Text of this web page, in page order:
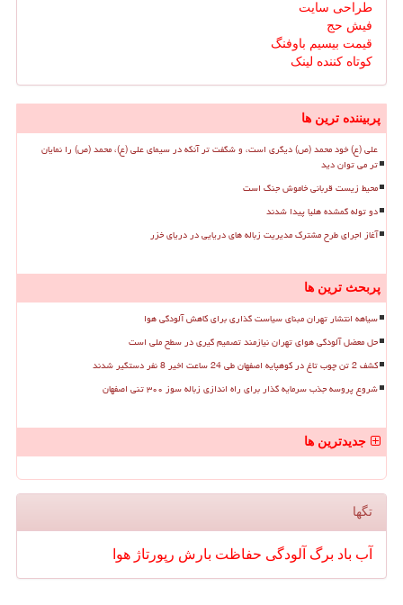
طراحی سایت
فیش حج
قیمت بیسیم باوفنگ
کوتاه کننده لینک
پربیننده ترین ها
علی (ع) خود محمد (ص) دیگری است، و شگفت تر آنکه در سیمای علی (ع)، محمد (ص) را نمایان
تر می توان دید
محیط زیست قربانی خاموش جنگ است
دو توله گمشده هلیا پیدا شدند
آغاز اجرای طرح مشترک مدیریت زباله های دریایی در دریای خزر
پربحث ترین ها
سیاهه انتشار تهران مبنای سیاست گذاری برای کاهش آلودگی هوا
حل معضل آلودگی هوای تهران نیازمند تصمیم گیری در سطح ملی است
کشف 2 تن چوب تاغ در کوهپایه اصفهان طی 24 ساعت اخیر 8 نفر دستگیر شدند
شروع پروسه جذب سرمایه گذار برای راه اندازی زباله سوز ۳۰۰ تنی اصفهان
جدیدترین ها
تگها
آب باد برگ آلودگی حفاظت بارش رپورتاژ هوا